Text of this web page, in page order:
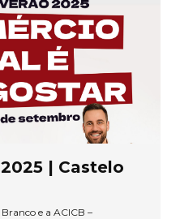
| Castelo
e a ACICB –